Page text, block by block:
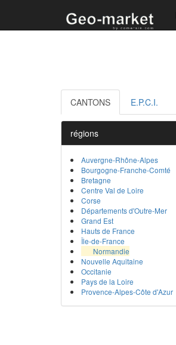
CANTONS E.P.C.I.
régions
Auvergne-Rhône-Alpes
Bourgogne-Franche-Comté
Bretagne
Centre Val de Loire
Corse
Départements d'Outre-Mer
Grand Est
Hauts de France
Île-de-France
Normandie
Nouvelle Aquitaine
Occitanie
Pays de la Loire
Provence-Alpes-Côte d'Azur